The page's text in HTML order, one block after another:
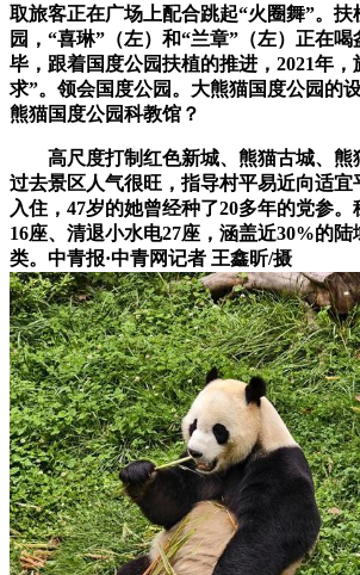
取旅客正在广场上配合跳起“火圈舞”。扶
园，“喜琳”（左）和“兰章”（左）正在
毕，跟着国度公园扶植的推进，2021年，
求”。领会国度公园。大熊猫国度公园的
熊猫国度公园科教馆？
高尺度打制红色新城、熊猫古城、熊
过去景区人气很旺，指导村平易近向适宜
入住，47岁的她曾经种了20多年的党参
16座、清退小水电27座，涵盖近30%的
类。中青报·中青网记者 王鑫昕/摄